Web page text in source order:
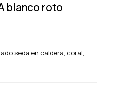
blanco roto
seda en caldera, coral,